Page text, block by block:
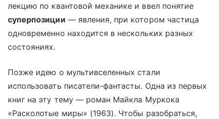
лекцию по квантовой механике и ввел понятие
суперпозиции — явления, при котором частица
одновременно находится в нескольких разных
состояниях.
Позже идею о мультивселенных стали
использовать писатели-фантасты. Одна из первых
книг на эту тему — роман Майкла Муркока
«Расколотые миры» (1963). Чтобы разобраться,